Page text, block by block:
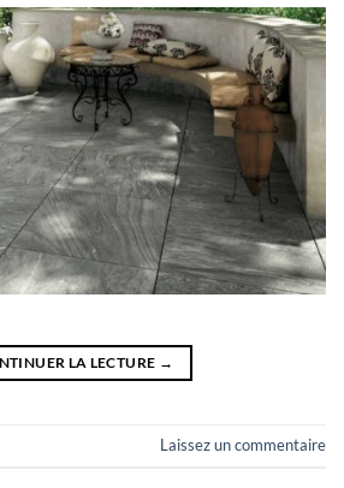
LA LECTURE →
Laissez un commentaire